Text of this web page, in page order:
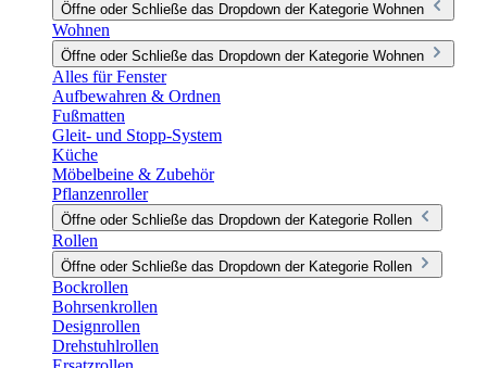
Öffne oder Schließe das Dropdown der Kategorie Wohnen
Wohnen
Öffne oder Schließe das Dropdown der Kategorie Wohnen
Alles für Fenster
Aufbewahren & Ordnen
Fußmatten
Gleit- und Stopp-System
Küche
Möbelbeine & Zubehör
Pflanzenroller
Öffne oder Schließe das Dropdown der Kategorie Rollen
Rollen
Öffne oder Schließe das Dropdown der Kategorie Rollen
Bockrollen
Bohrsenkrollen
Designrollen
Drehstuhlrollen